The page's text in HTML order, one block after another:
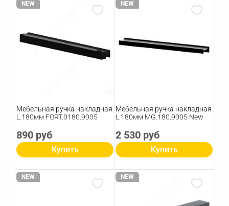
NEW
Мебельная ручка накладная
L.180мм FORT.0180.9005
890 руб
Купить
NEW
Мебельная ручка накладная
L.180мм MG.180.9005 New
2 530 руб
Купить
NEW NEW